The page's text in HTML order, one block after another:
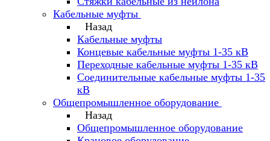
Кабельные муфты
Назад
Кабельные муфты
Концевые кабельные муфты 1-35 кВ
Переходные кабельные муфты 1-35 кВ
Соединительные кабельные муфты 1-35
кВ
Общепромышленное оборудование
Назад
Общепромышленное оборудование